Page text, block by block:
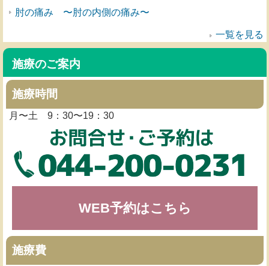
肘の痛み 〜肘の内側の痛み〜
一覧を見る
施療のご案内
施療時間
月〜土 9：30〜19：30
WEB予約はこちら
施療費